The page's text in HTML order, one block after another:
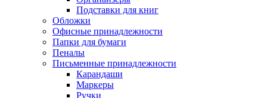
Подставки для книг
Обложки
Офисные принадлежности
Папки для бумаги
Пеналы
Письменные принадлежности
Карандаши
Маркеры
Ручки